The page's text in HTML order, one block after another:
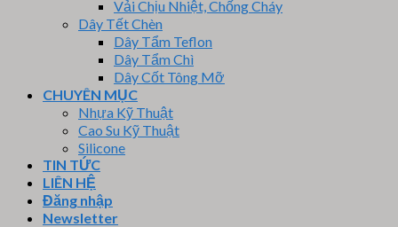
Vải Chịu Nhiệt, Chống Cháy
Dây Tết Chèn
Dây Tẩm Teflon
Dây Tẩm Chì
Dây Cốt Tông Mỡ
CHUYÊN MỤC
Nhựa Kỹ Thuật
Cao Su Kỹ Thuật
Silicone
TIN TỨC
LIÊN HỆ
Đăng nhập
Newsletter